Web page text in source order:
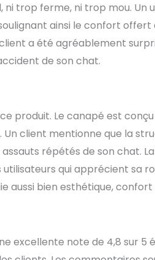
trop ferme, ni trop mou. Un
ainsi le confort offert
a été agréablement
de son chat.
produit. Le canapé est
Un client mentionne que la
répétés de son chat.
qui apprécient sa
aussi bien esthétique,
excellente note de 4,8 sur 5